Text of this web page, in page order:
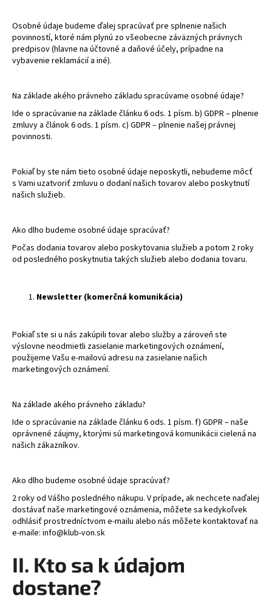
Osobné údaje budeme ďalej spracúvať pre splnenie našich
povinností, ktoré nám plynú zo všeobecne záväzných právnych
predpisov (hlavne na účtovné a daňové účely, prípadne na
vybavenie reklamácií a iné).
Na základe akého právneho základu spracúvame osobné údaje?
Ide o spracúvanie na základe článku 6 ods. 1 písm. b) GDPR – plnenie
zmluvy a článok 6 ods. 1 písm. c) GDPR – plnenie našej právnej
povinnosti.
Pokiaľ by ste nám tieto osobné údaje neposkytli, nebudeme môcť
s Vami uzatvoriť zmluvu o dodaní našich tovarov alebo poskytnutí
našich služieb.
Ako dlho budeme osobné údaje spracúvať?
Počas dodania tovarov alebo poskytovania služieb a potom 2 roky
od posledného poskytnutia takých služieb alebo dodania tovaru.
Newsletter (komerčná komunikácia)
Pokiaľ ste si u nás zakúpili tovar alebo služby a zároveň ste
výslovne neodmietli zasielanie marketingových oznámení,
použijeme Vašu e-mailovú adresu na zasielanie našich
marketingových oznámení.
Na základe akého právneho základu?
Ide o spracúvanie na základe článku 6 ods. 1 písm. f) GDPR – naše
oprávnené záujmy, ktorými sú marketingová komunikácii cielená na
našich zákazníkov.
Ako dlho budeme osobné údaje spracúvať?
2 roky od Vášho posledného nákupu. V prípade, ak nechcete naďalej
dostávať naše marketingové oznámenia, môžete sa kedykoľvek
odhlásiť prostredníctvom e-mailu alebo nás môžete kontaktovať na
e-maile: info@klub-von.sk
II. Kto sa k údajom
dostane?